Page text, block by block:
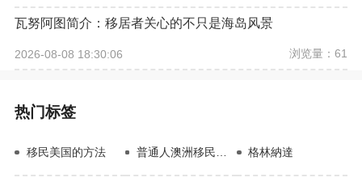
瓦努阿图简介：移居者关心的不只是海岛风景
2026-08-08 18:30:06 浏览量：61
热门标签
移民美国的方法 格林納達